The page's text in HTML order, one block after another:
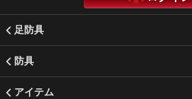
足防具
防具
アイテム